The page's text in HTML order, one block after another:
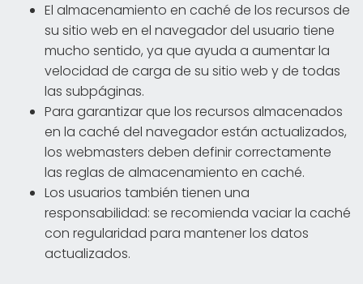
El almacenamiento en caché de los recursos de
su sitio web en el navegador del usuario tiene
mucho sentido, ya que ayuda a aumentar la
velocidad de carga de su sitio web y de todas
las subpáginas.
Para garantizar que los recursos almacenados
en la caché del navegador están actualizados,
los webmasters deben definir correctamente
las reglas de almacenamiento en caché.
Los usuarios también tienen una
responsabilidad: se recomienda vaciar la caché
con regularidad para mantener los datos
actualizados.